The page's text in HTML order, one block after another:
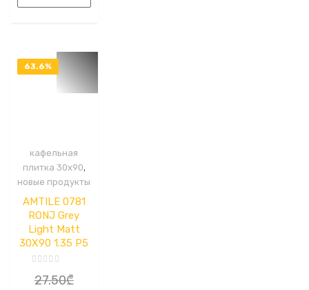
63.6%
кафельная
плитка 30x90,
новые продукты
AMTILE 0781
RONJ Grey
Light Matt
30X90 1.35 P5
027.50₾Первоначальная